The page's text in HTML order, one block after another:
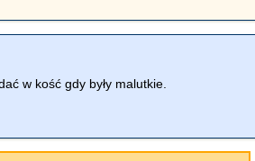
w kość gdy były malutkie.